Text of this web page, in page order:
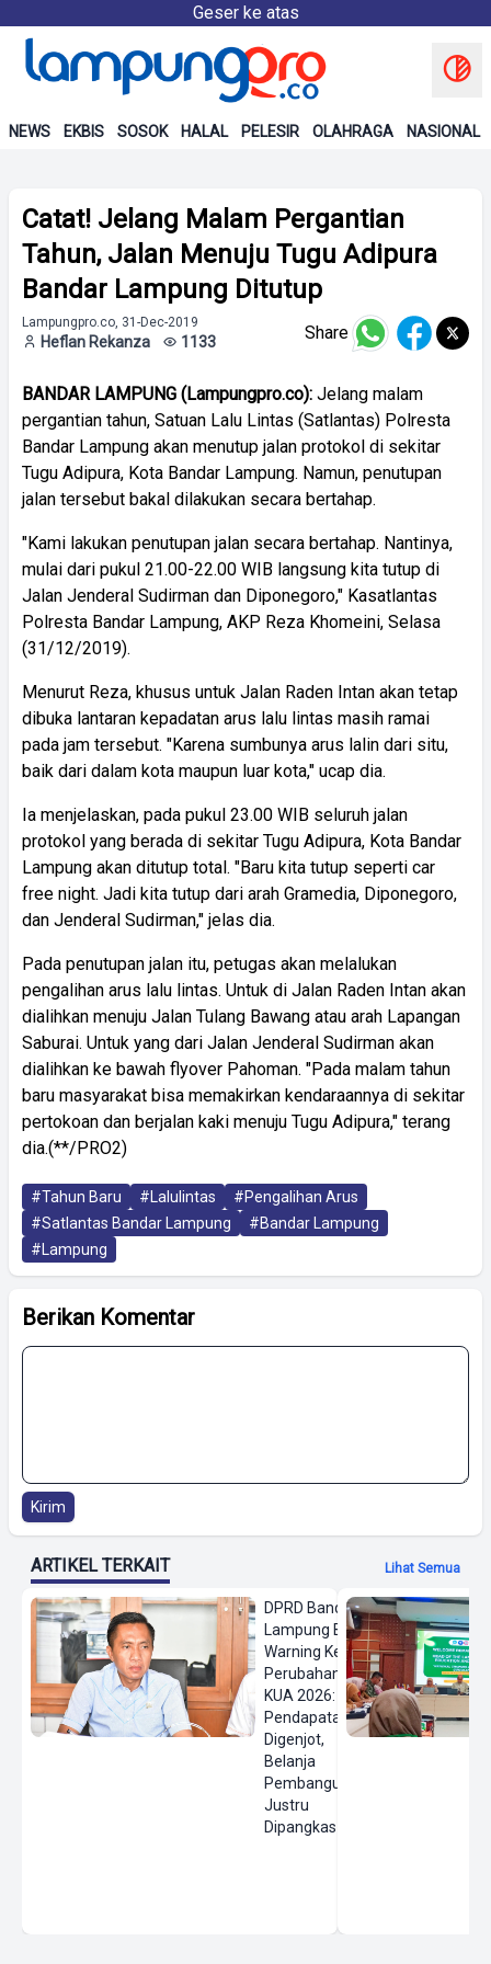
Geser ke atas
NEWS EKBIS SOSOK HALAL PELESIR OLAHRAGA NASIONAL
Catat! Jelang Malam Pergantian
Tahun, Jalan Menuju Tugu Adipura
Bandar Lampung Ditutup
Lampungpro.co, 31-Dec-2019
Heflan Rekanza 1133 Share
BANDAR LAMPUNG (Lampungpro.co): Jelang malam
pergantian tahun, Satuan Lalu Lintas (Satlantas) Polresta
Bandar Lampung akan menutup jalan protokol di sekitar
Tugu Adipura, Kota Bandar Lampung. Namun, penutupan
jalan tersebut bakal dilakukan secara bertahap.
"Kami lakukan penutupan jalan secara bertahap. Nantinya,
mulai dari pukul 21.00-22.00 WIB langsung kita tutup di
Jalan Jenderal Sudirman dan Diponegoro," Kasatlantas
Polresta Bandar Lampung, AKP Reza Khomeini, Selasa
(31/12/2019).
Menurut Reza, khusus untuk Jalan Raden Intan akan tetap
dibuka lantaran kepadatan arus lalu lintas masih ramai
pada jam tersebut. "Karena sumbunya arus lalin dari situ,
baik dari dalam kota maupun luar kota," ucap dia.
Ia menjelaskan, pada pukul 23.00 WIB seluruh jalan
protokol yang berada di sekitar Tugu Adipura, Kota Bandar
Lampung akan ditutup total. "Baru kita tutup seperti car
free night. Jadi kita tutup dari arah Gramedia, Diponegoro,
dan Jenderal Sudirman," jelas dia.
Pada penutupan jalan itu, petugas akan melalukan
pengalihan arus lalu lintas. Untuk di Jalan Raden Intan akan
dialihkan menuju Jalan Tulang Bawang atau arah Lapangan
Saburai. Untuk yang dari Jalan Jenderal Sudirman akan
dialihkan ke bawah flyover Pahoman. "Pada malam tahun
baru masyarakat bisa memakirkan kendaraannya di sekitar
pertokoan dan berjalan kaki menuju Tugu Adipura," terang
dia.(**/PRO2)
#Tahun Baru #Lalulintas
#Pengalihan Arus
#Satlantas Bandar Lampung
#Bandar Lampung
#Lampung
Berikan Komentar
Kirim
ARTIKEL TERKAIT Lihat Semua
DPRD Bandar
Lampung Beri
Warning Keras
Perubahan
KUA 2026:
Pendapatan
Digenjot,
Belanja
Pembangunan
Justru
Dipangkas